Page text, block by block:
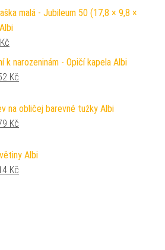
malá - Jubileum 50 (17,8 × 9,8 ×
cena byla: 45 Kč.
Kč
k narozeninám - Opičí kapela Albi
cena byla: 169 Kč.
Kč
na obličej barevné tužky Albi
cena byla: 199 Kč.
Kč
Albi
cena byla: 349 Kč.
Kč